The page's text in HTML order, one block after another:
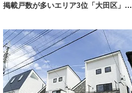
掲載戸数が多いエリア3位「大田区」、